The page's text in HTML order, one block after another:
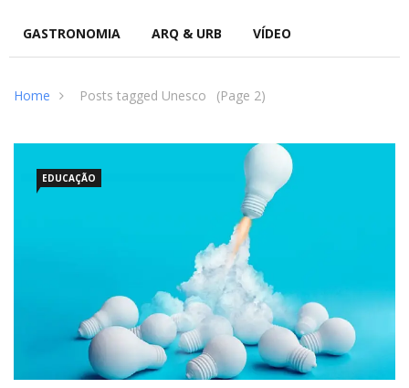
GASTRONOMIA ARQ & URB VÍDEO
Home Posts tagged Unesco (Page 2)
EDUCAÇÃO